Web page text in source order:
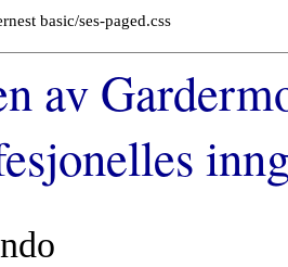
basic/ses-paged.css
av